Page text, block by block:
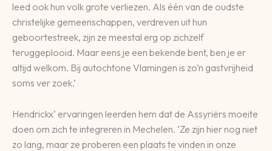
leed ook hun volk grote verliezen. Als één van de oudste
christelijke gemeenschappen, verdreven uit hun
geboortestreek, zijn ze meestal erg op zichzelf
teruggeplooid. Maar eens je een bekende bent, ben je er
altijd welkom. Bij autochtone Vlamingen is zo’n gastvrijheid
soms ver zoek.’
Hendrickx’ ervaringen leerden hem dat de Assyriërs moeite
doen om zich te integreren in Mechelen. ‘Ze zijn hier nog niet
zo lang, maar ze proberen een plaats te vinden in onze